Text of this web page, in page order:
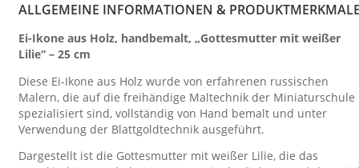
ALLGEMEINE INFORMATIONEN &
Ei-Ikone aus Holz, handbemalt, „Gottesmutter mit weißer
Lilie“ – 25 cm
Diese Ei-Ikone aus Holz wurde von erfahrenen russischen
Malern, die auf die freihändige Maltechnik der Miniaturschule
spezialisiert sind, vollständig von Hand bemalt und unter
Verwendung der Blattgoldtechnik ausgeführt.
Dargestellt ist die Gottesmutter mit weißer Lilie, die das